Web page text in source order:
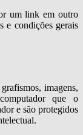
um link em outro
e condições gerais
imagens,
que o
e são protegidos